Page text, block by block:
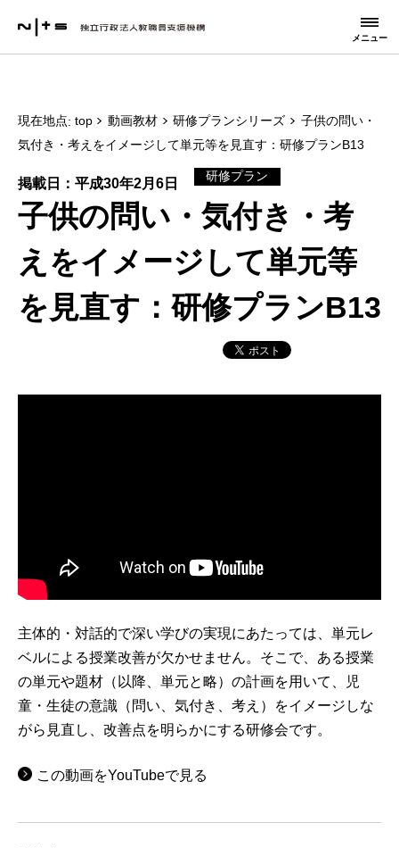
メニュー
現在地点 top 動画教材 研修プランシリーズ
子供の問い・
気付き・考えをイメージして単元等を見直す：研修プランB13
掲載日：平成30年2月6日 研修プラン
子供の問い・気付き・考
えをイメージして単元等
を見直す：研修プランB13
主体的・対話的で深い学びの実現にあたっては、単元レ
ベルによる授業改善が欠かせません。そこで、ある授業
の単元や題材（以降、単元と略）の計画を用いて、児
童・生徒の意識（問い、気付き、考え）をイメージしな
がら見直し、改善点を明らかにする研修会です。
この動画をYouTubeで見る